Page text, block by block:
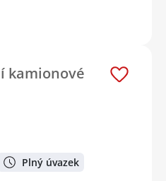
kamionové
Plný úvazek